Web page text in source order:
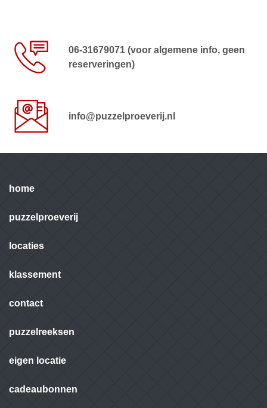
06-31679071 (voor algemene info, geen
reserveringen)
info@puzzelproeverij.nl
home
puzzelproeverij
locaties
klassement
contact
puzzelreeksen
eigen locatie
cadeaubonnen